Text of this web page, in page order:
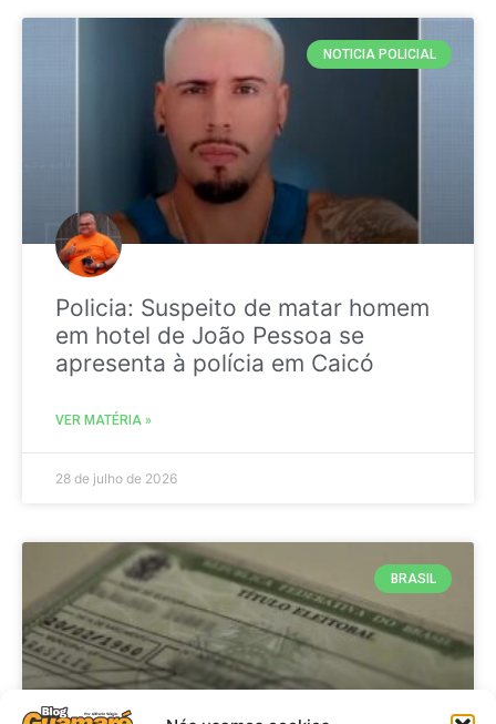
NOTICIA POLICIAL
Policia: Suspeito de matar homem
em hotel de João Pessoa se
apresenta à polícia em Caicó
VER MATÉRIA »
28 de julho de 2026
BRASIL